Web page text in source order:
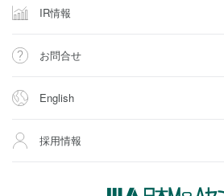
IR情報
お問合せ
English
採用情報